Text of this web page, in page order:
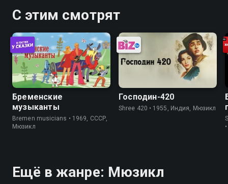
С этим смотрят
Бременские
музыканты
Bremen musicians • 1969, СССР,
Мюзикл
Господин-420
Shree 420 • 1955, Индия, Мюзикл
Ещё в жанре: Мюзикл